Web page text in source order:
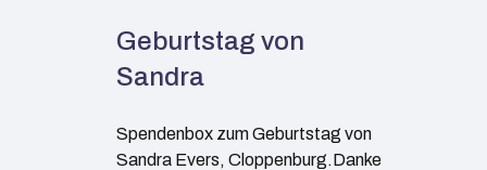
Geburtstag von
Sandra
Spendenbox zum Geburtstag von
Sandra Evers, Cloppenburg.Danke